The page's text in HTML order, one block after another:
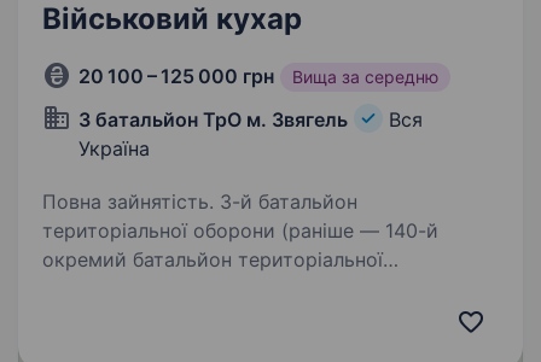
Військовий кухар
20 100 – 125 000 грн Вища за середню
3 батальйон ТрО м. Звягель
Вся
Україна
Повна зайнятість. 3-й батальйон
територіальної оборони (раніше — 140-й
окремий батальйон територіальної